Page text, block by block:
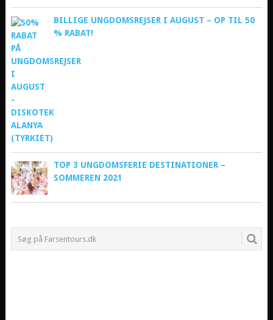
BILLIGE UNGDOMSREJSER I AUGUST – OP TIL 50
% RABAT!
TOP 3 UNGDOMSFERIE DESTINATIONER –
SOMMEREN 2021